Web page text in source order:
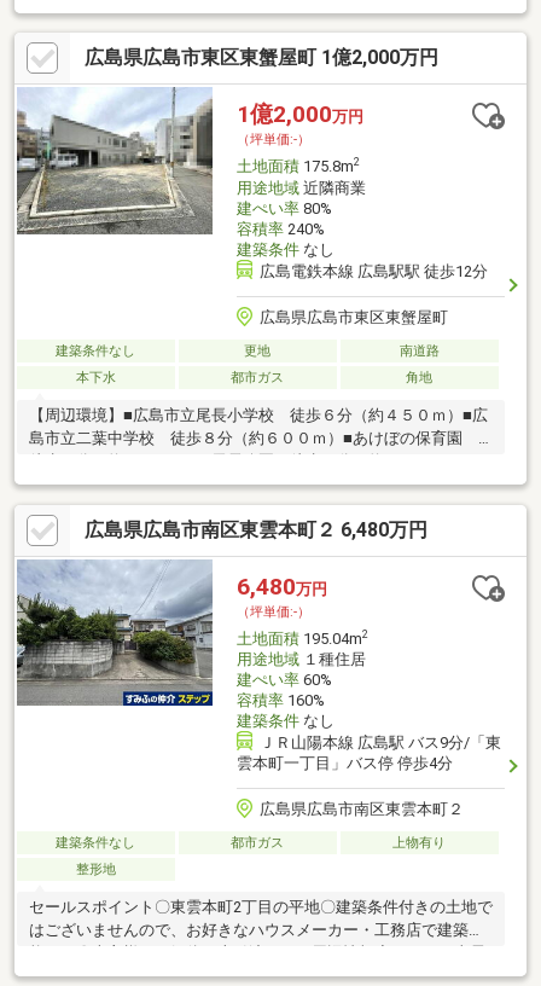
広島県広島市東区東蟹屋町 1億2,000万円
1億2,000万円
（坪単価:-）
土地面積175.8m2
用途地域近隣商業
建ぺい率80%
容積率240%
建築条件なし
広島電鉄本線 広島駅駅 徒歩12分
広島県広島市東区東蟹屋町
建築条件なし 更地
南道路
本下水
都市ガス 角地
【周辺環境】■広島市立尾長小学校 徒歩６分（約４５０ｍ）■広
島市立二葉中学校 徒歩８分（約６００ｍ）■あけぼの保育園
徒歩７分（約５００ｍ）■尾長公園 徒歩７分（約５００ｍ）■セ
ブンイレブン広島東蟹屋店 徒歩３分（約１８０ｍ）■広島信用
金庫愛宕支店 徒歩４分（約３００ｍ）■広島市東区役所 徒歩
４分（約３００ｍ）■広島愛宕町郵便局 徒歩４分（約３００
ｍ）■ウォンツ愛宕店 徒歩５分（約４００ｍ）■マックスバリュ
エクスプレス広島駅北口店 徒歩１０分（約８００ｍ）
広島県広島市南区東雲本町２ 6,480万円
6,480万円
（坪単価:-）
土地面積195.04m2
用途地域１種住居
建ぺい率60%
容積率160%
建築条件なし
ＪＲ山陽本線 広島駅 バス9分/「東
雲本町一丁目」バス停 停歩4分
広島県広島市南区東雲本町２
建築条件なし 都市ガス
上物有り
整形地
セールスポイント〇東雲本町2丁目の平地〇建築条件付きの土地で
はございませんので、お好きなハウスメーカー・工務店で建築可
店まで約260m 徒歩4分◆ファミリーマート東雲本町店まで約